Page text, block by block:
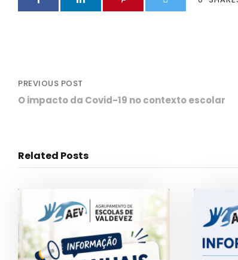
PREVIOUS POST
O impacto da Covid-19 no contexto escolar
Related Posts